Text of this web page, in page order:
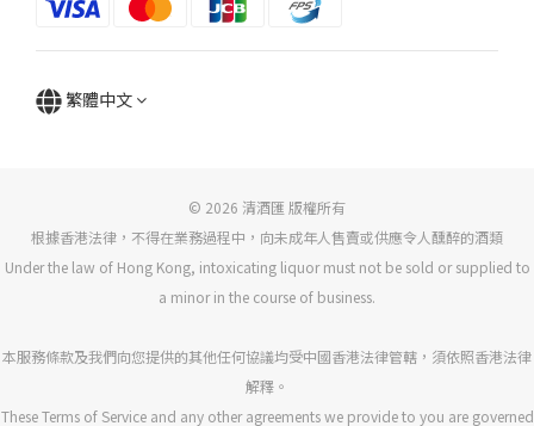
繁體中文
© 2026 清酒匯 版權所有
根據香港法律，不得在業務過程中，向未成年人售賣或供應令人醺醉的酒類
Under the law of Hong Kong, intoxicating liquor must not be sold or supplied to
a minor in the course of business.
本服務條款及我們向您提供的其他任何協議均受中國香港法律管轄，須依照香港法律
解釋。
These Terms of Service and any other agreements we provide to you are governed